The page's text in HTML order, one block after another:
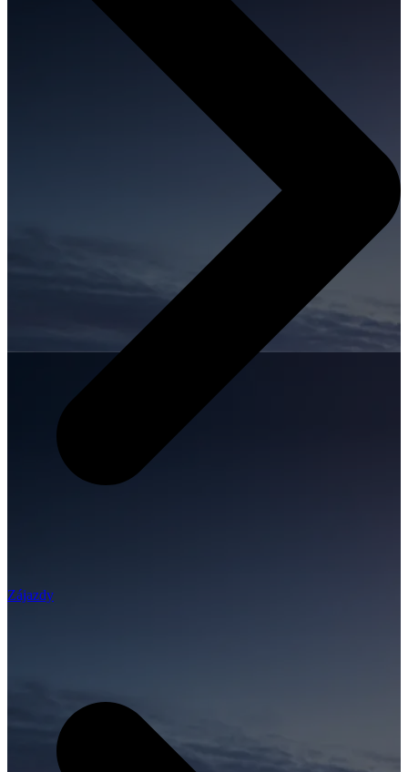
Zájazdy